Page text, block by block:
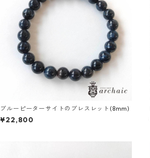
ブルーピーターサイトのブレスレット(8mm)
¥22,800